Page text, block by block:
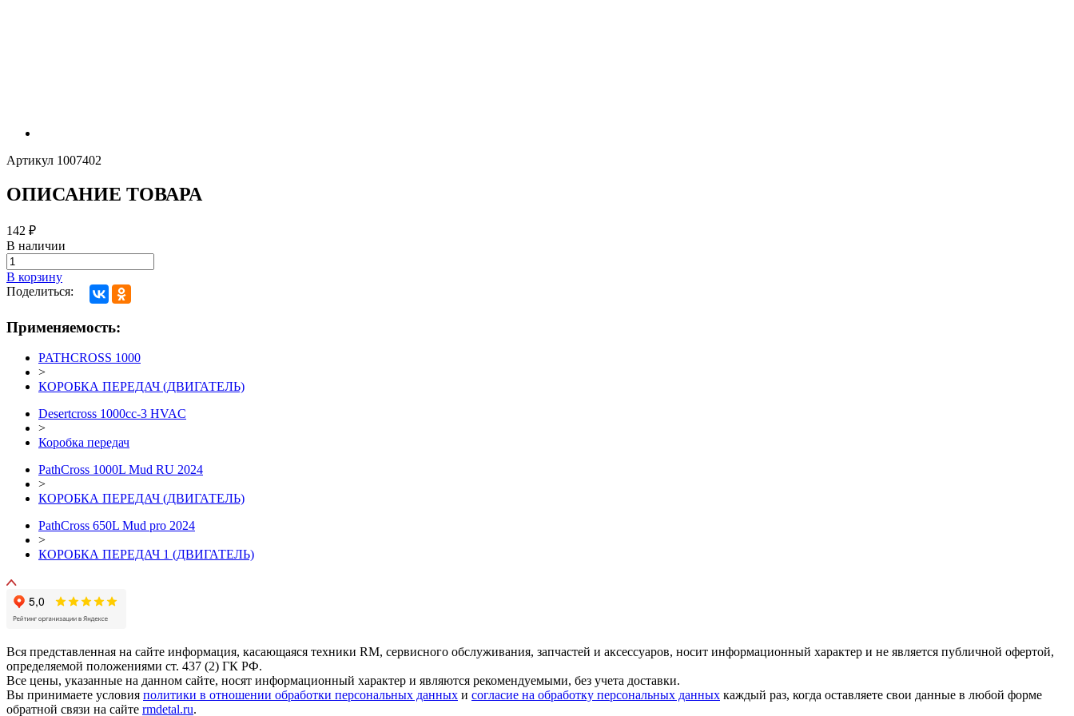
Артикул 1007402
ОПИСАНИЕ ТОВАРА
142 ₽
В наличии
В корзину
Поделиться:
Применяемость:
PATHCROSS 1000
>
КОРОБКА ПЕРЕДАЧ (ДВИГАТЕЛЬ)
Desertcross 1000cc-3 HVAC
>
Коробка передач
PathCross 1000L Mud RU 2024
>
КОРОБКА ПЕРЕДАЧ (ДВИГАТЕЛЬ)
PathCross 650L Mud pro 2024
>
КОРОБКА ПЕРЕДАЧ 1 (ДВИГАТЕЛЬ)
Вся представленная на сайте информация, касающаяся техники RM, сервисного обслуживания, запчастей и аксессуаров, носит информационный характер и не является публичной офертой,
определяемой положениями ст. 437 (2) ГК РФ.
Все цены, указанные на данном сайте, носят информационный характер и являются рекомендуемыми, без учета доставки.
Вы принимаете условия политики в отношении обработки персональных данных и согласие на обработку персональных данных каждый раз, когда оставляете свои данные в любой форме
обратной связи на сайте rmdetal.ru.